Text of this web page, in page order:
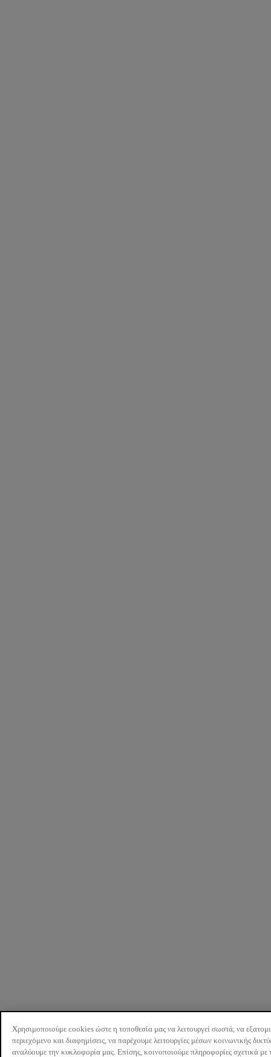
Χρησιμοποιούμε cookies ώστε η τοποθεσία μας να λειτουργεί σωστά, να
περιεχόμενο και διαφημίσεις, να παρέχουμε λειτουργίες μέσων κοινωνικής
αναλύουμε την κυκλοφορία μας. Επίσης, κοινοποιούμε πληροφορίες σχετικά με